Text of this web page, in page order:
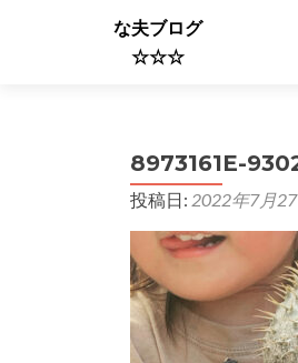
な夫ブログ
☆☆☆
8973161E-
投稿日: 2022年7月